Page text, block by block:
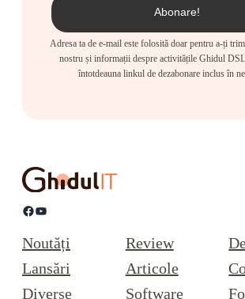
Adresa ta de e-mail este folosită doar pentru a-ți
nostru și informații despre activitățile Ghidul
întotdeauna linkul de dezabonare inclus în
Facebook YouTube
Noutăți
Lansări
Diverse
Review
Articole
Software